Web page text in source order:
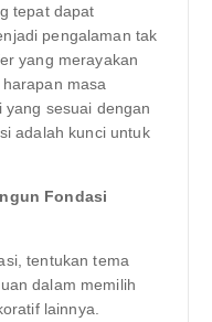
tepat dapat
pengalaman tak
yang merayakan
masa
sesuai dengan
adalah kunci untuk
Fondasi
tentukan tema
dalam memilih
lainnya.